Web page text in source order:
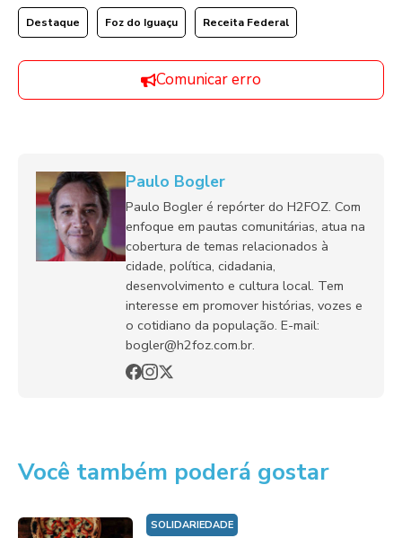
Destaque Foz do Iguaçu Receita Federal
Comunicar erro
Paulo Bogler
Paulo Bogler é repórter do H2FOZ. Com
enfoque em pautas comunitárias, atua na
cobertura de temas relacionados à
cidade, política, cidadania,
desenvolvimento e cultura local. Tem
interesse em promover histórias, vozes e
o cotidiano da população. E-mail:
bogler@h2foz.com.br.
Você também poderá gostar
SOLIDARIEDADE